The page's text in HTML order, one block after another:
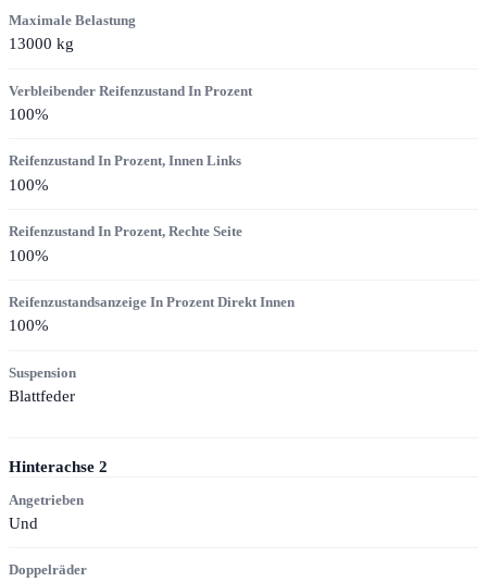
Maximale Belastung
13000 kg
Verbleibender Reifenzustand In Prozent
100%
Reifenzustand In Prozent, Innen Links
100%
Reifenzustand In Prozent, Rechte Seite
100%
Reifenzustandsanzeige In Prozent Direkt Innen
100%
Suspension
Blattfeder
Hinterachse 2
Angetrieben
Und
Doppelräder